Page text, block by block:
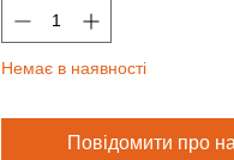
Немає в наявності
Повідомити про